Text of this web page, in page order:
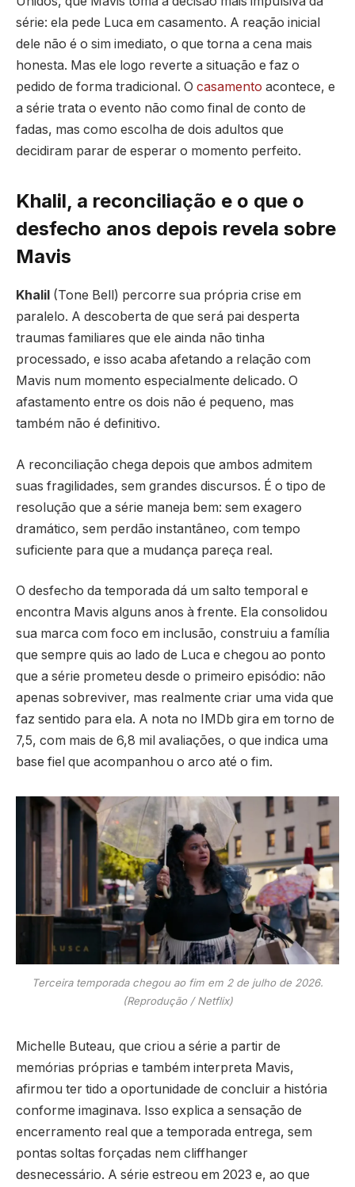
série: ela pede Luca em casamento. A reação inicial
dele não é o sim imediato, o que torna a cena mais
honesta. Mas ele logo reverte a situação e faz o
pedido de forma tradicional. O casamento acontece, e
a série trata o evento não como final de conto de
fadas, mas como escolha de dois adultos que
decidiram parar de esperar o momento perfeito.
Khalil, a reconciliação e o que o
desfecho anos depois revela sobre
Mavis
Khalil (Tone Bell) percorre sua própria crise em
paralelo. A descoberta de que será pai desperta
traumas familiares que ele ainda não tinha
processado, e isso acaba afetando a relação com
Mavis num momento especialmente delicado. O
afastamento entre os dois não é pequeno, mas
também não é definitivo.
A reconciliação chega depois que ambos admitem
suas fragilidades, sem grandes discursos. É o tipo de
resolução que a série maneja bem: sem exagero
dramático, sem perdão instantâneo, com tempo
suficiente para que a mudança pareça real.
O desfecho da temporada dá um salto temporal e
encontra Mavis alguns anos à frente. Ela consolidou
sua marca com foco em inclusão, construiu a família
que sempre quis ao lado de Luca e chegou ao ponto
que a série prometeu desde o primeiro episódio: não
apenas sobreviver, mas realmente criar uma vida que
faz sentido para ela. A nota no IMDb gira em torno de
7,5, com mais de 6,8 mil avaliações, o que indica uma
base fiel que acompanhou o arco até o fim.
Terceira temporada chegou ao fim em 2 de julho de 2026.
(Reprodução / Netflix)
Michelle Buteau, que criou a série a partir de
memórias próprias e também interpreta Mavis,
afirmou ter tido a oportunidade de concluir a história
conforme imaginava. Isso explica a sensação de
encerramento real que a temporada entrega, sem
pontas soltas forçadas nem cliffhanger
desnecessário. A série estreou em 2023 e, ao que